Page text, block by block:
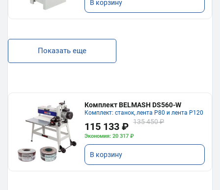
В корзину
Показать еще
Комплект BELMASH DS560-W
Комплект: станок, лента P80 и лента P120
115 133 ₽ 135 450 ₽
Экономия: 20 317 ₽
В корзину